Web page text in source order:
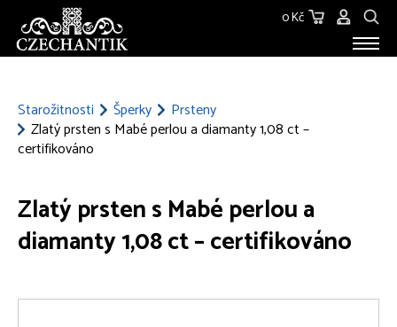
0 Kč
Starožitnosti Šperky
Prsteny
Zlatý prsten s Mabé perlou a diamanty 1,08 ct –
certifikováno
Zlatý prsten s Mabé perlou a
diamanty 1,08 ct – certifikováno